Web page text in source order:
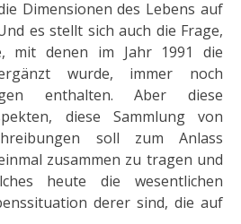
Dimensionen des Lebens auf
es stellt sich auch die Frage,
mit denen im Jahr 1991 die
ergänzt wur­de, immer noch
enthalten. Aber diese
diese Sammlung von
soll zum An­lass
zusammen zu tragen und
heute die wesentlichen
derer sind, die auf